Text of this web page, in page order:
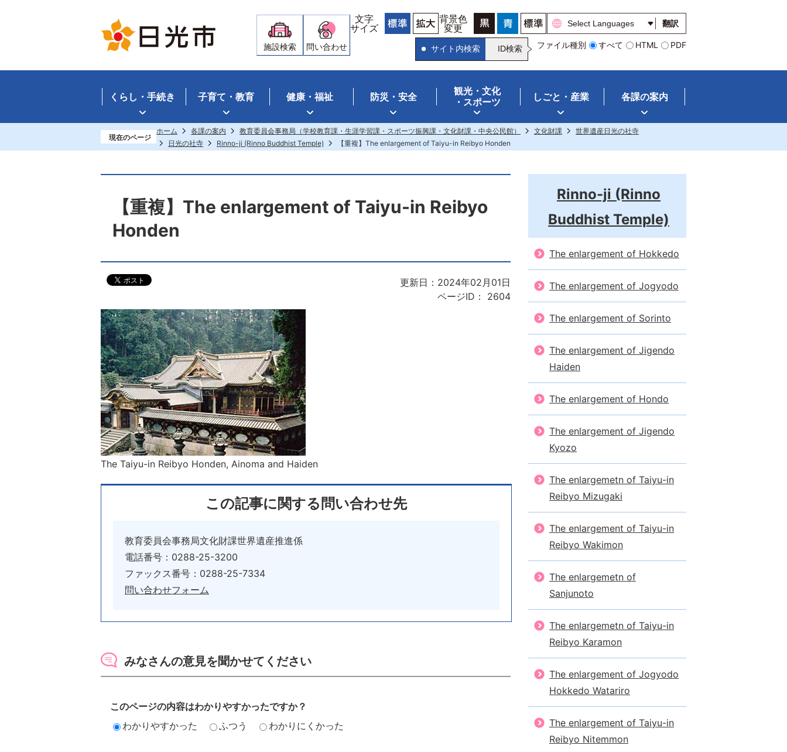
施設検索 問い合わせ
文字
サイズ
背景色
変更
翻訳
サイト内検索 ID検索 ファイル種別 すべて HTML PDF
くらし・手続き 子育て・教育 健康・福祉 防災・安全
観光・文化
・スポーツ
しごと・産業 各課の案内
現在のページ
ホーム 各課の案内 教育委員会事務局（学校教育課・生涯学習課・スポーツ振興課・文化財課・中央公民館） 文化財課
世界遺産日光の社寺
日光の社寺
Rinno-ji (Rinno Buddhist Temple) 【重複】The enlargement of Taiyu-in Reibyo Honden
【重複】The enlargement of Taiyu-in Reibyo
Honden
更新日：2024年02月01日
ページID：
2604
The Taiyu-in Reibyo Honden, Ainoma and Haiden
この記事に関する問い合わせ先
教育委員会事務局文化財課世界遺産推進係
電話番号：0288-25-3200
ファックス番号：0288-25-7334
問い合わせフォーム
みなさんの意見を聞かせてください
このページの内容はわかりやすかったですか？
わかりやすかった
ふつう わかりにくかった
Rinno-ji (Rinno
Buddhist Temple)
The enlargement of Hokkedo
The enlargement of Jogyodo
The enlargement of Sorinto
The enlargement of Jigendo
Haiden
The enlargement of Hondo
The enlargement of Jigendo
Kyozo
The enlargemetn of Taiyu-in
Reibyo Mizugaki
The enlargement of Taiyu-in
Reibyo Wakimon
The enlargemetn of
Sanjunoto
The enlargemetn of Taiyu-in
Reibyo Karamon
The enlargement of Jogyodo
Hokkedo Watariro
The enlargement of Taiyu-in
Reibyo Nitemmon